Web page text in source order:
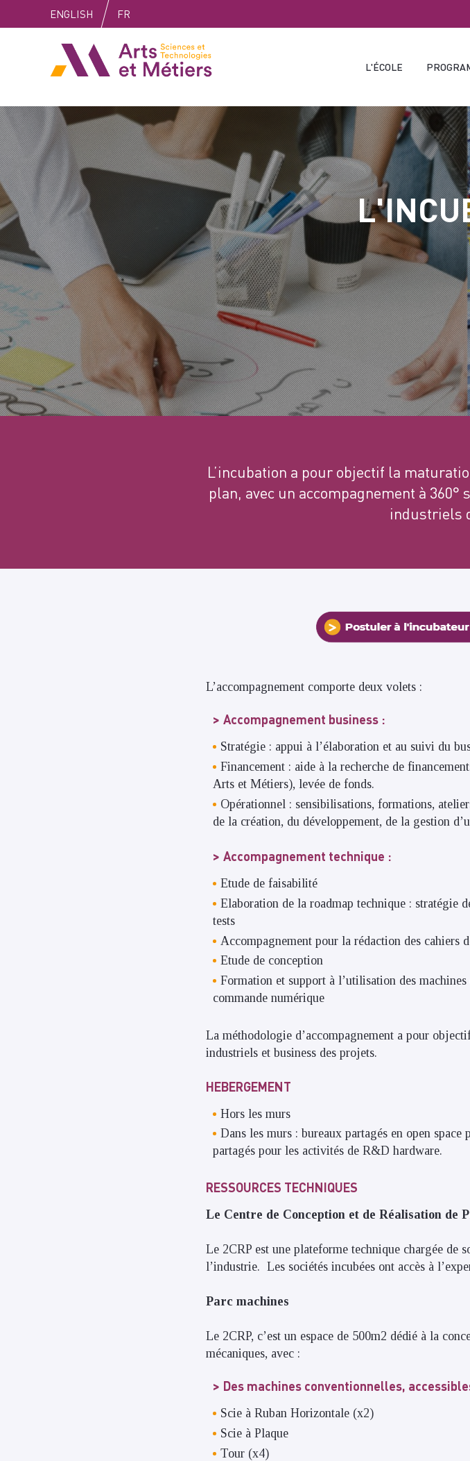
to
to
to
ENGLISH FR
Arts et métiers
L'ÉCOLE
L’incubation a pour objectif la
plan, avec un accompagnement à
industriels
L’accompagnement comporte deux volets :
Accompagnement business :
Stratégie : appui à l’élaboration et au suivi du
Financement : aide à la recherche de
Arts et Métiers), levée de fonds.
Opérationnel : sensibilisations, formations,
de la création, du développement, de la gestion
Accompagnement technique :
Etude de faisabilité
Elaboration de la roadmap technique : stratégie
tests
Accompagnement pour la rédaction des cahiers
Etude de conception
Formation et support à l’utilisation des
commande numérique
La méthodologie d’accompagnement a pour
industriels et business des projets.
HEBERGEMENT
Hors les murs
Dans les murs : bureaux partagés en open
partagés pour les activités de R&D hardware.
RESSOURCES TECHNIQUES
Le Centre de Conception et de Réalisation de
Le 2CRP est une plateforme technique chargée de
l’industrie. Les sociétés incubées ont accès à
Parc machines
Le 2CRP, c’est un espace de 500m2 dédié à la
mécaniques, avec :
Des machines conventionnelles,
Scie à Ruban Horizontale (x2)
Scie à Plaque
Tour (x4)